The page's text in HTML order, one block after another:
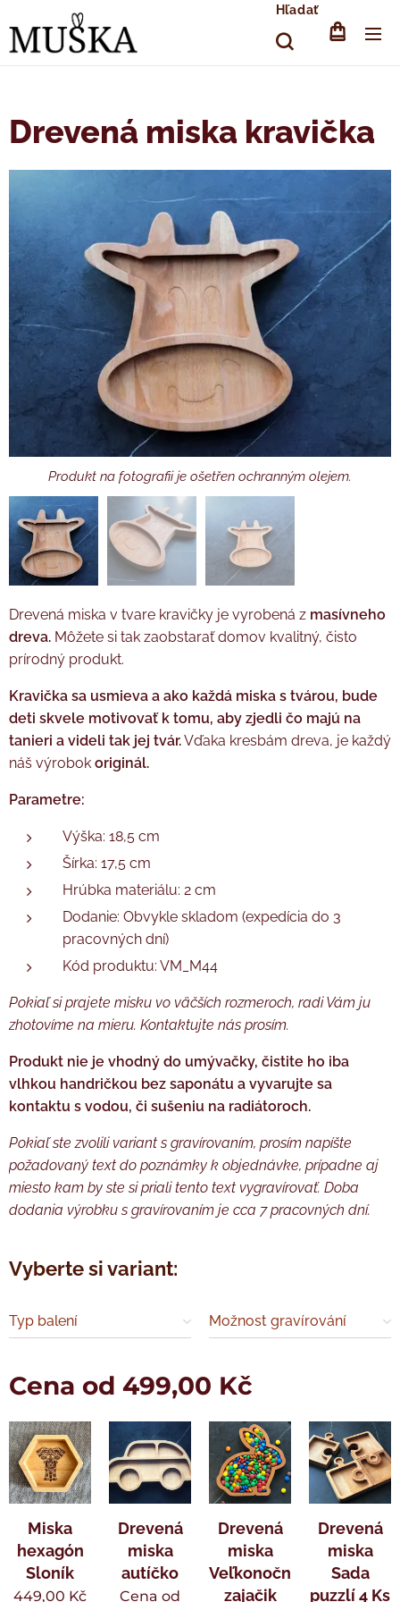
Hľadať
Drevená miska kravička
Produkt na fotografii je ošetřen ochranným olejem.
Produkt na fotografii je ošetřen ochranným olejem.
Produkt na fotografii je ošetřen ochranným olejem.
Drevená miska v tvare kravičky je vyrobená z masívneho
dreva. Môžete si tak zaobstarať domov kvalitný, čisto
prírodný produkt.
Kravička sa usmieva a ako každá miska s tvárou, bude
deti skvele motivovať k tomu, aby zjedli čo majú na
tanieri a videli tak jej tvár.Vďaka kresbám dreva, je každý
náš výrobok originál.
Parametre:
Výška: 18,5 cm
Šírka: 17,5 cm
Hrúbka materiálu: 2 cm
Dodanie: Obvykle skladom (expedícia do 3
pracovných dní)
Kód produktu: VM_M44
Pokiaľ si prajete misku vo väčších rozmeroch, radi Vám ju
zhotovíme na mieru. Kontaktujte nás prosím.
Produkt nie je vhodný do umývačky, čistite ho iba
vlhkou handričkou bez saponátu a vyvarujte sa
kontaktu s vodou, či sušeniu na radiátoroch.
Pokiaľ ste zvolili variant s gravírovaním, prosím napíšte
požadovaný text do poznámky k objednávke, prípadne aj
miesto kam by ste si priali tento text vygravírovať. Doba
dodania výrobku s gravírovaním je cca 7 pracovných dní.
Vyberte si variant:
Typ balení Možnost gravírování
Cena od 499,00 Kč
Miska
hexagón
Sloník
449,00 Kč
Drevená
miska
autíčko
Cena od
Drevená
miska
Veľkonočný
zajačik
Drevená
miska
Sada
puzzlí 4 Ks